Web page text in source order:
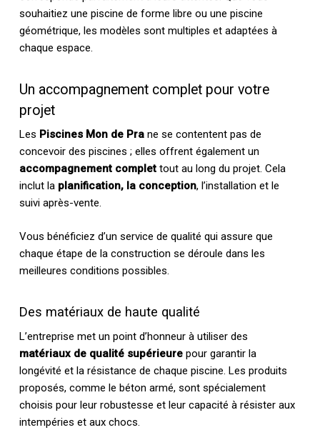
souhaitiez une piscine de forme libre ou une piscine
géométrique, les modèles sont multiples et adaptées à
chaque espace.
Un accompagnement complet pour votre
projet
Les Piscines Mon de Prane se contentent pas de
concevoir des piscines ; elles offrent également un
accompagnement complettout au long du projet. Cela
inclut la planification, la conception, l’installation et le
suivi après-vente.
Vous bénéficiez d’un service de qualité qui assure que
chaque étape de la construction se déroule dans les
meilleures conditions possibles.
Des matériaux de haute qualité
L’entreprise met un point d’honneur à utiliser des
matériaux de qualité supérieurepour garantir la
longévité et la résistance de chaque piscine. Les produits
proposés, comme le béton armé, sont spécialement
choisis pour leur robustesse et leur capacité à résister aux
intempéries et aux chocs.